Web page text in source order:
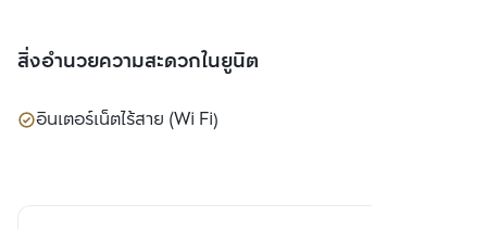
สิ่งอำนวยความสะดวกในยูนิต
อินเตอร์เน็ตไร้สาย (Wi Fi)